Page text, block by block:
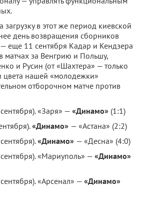
загрузку в этот же период киевской
день возвращения сборников
еще 11 сентября Кадар и Кендзера
матчах за Венгрию и Польшу,
и Русин (от «Шахтера» — только
нашей «молодежки»
отборочном матче против
«Заря» — «Динамо» (1:1)
«Динамо» — «Астана» (2:2)
«Динамо» — «Десна» (4:0)
«Мариуполь» — «Динамо»
«Арсенал» — «Динамо»